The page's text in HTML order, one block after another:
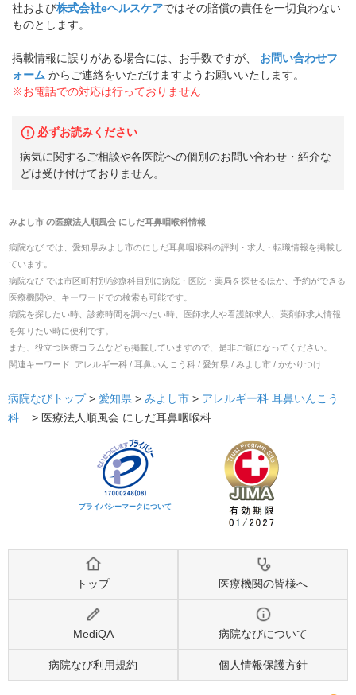
社および株式会社eヘルスケアではその賠償の責任を一切負わない
ものとします。
掲載情報に誤りがある場合には、お手数ですが、
お問い合わせフ
ォーム からご連絡をいただけますようお願いいたします。
※お電話での対応は行っておりません
必ずお読みください
病気に関するご相談や各医院への個別のお問い合わせ・紹介な
どは受け付けておりません。
みよし市の医療法人順風会 にしだ耳鼻咽喉科情報
病院なび では、 愛知県みよし市のにしだ耳鼻咽喉科の評判・求人・転職情報を掲載し
ています。
病院なび では市区町村別/診療科目別に病院・医院・薬局を探せるほか、予約ができる
医療機関や、キーワードでの検索も可能です。
病院を探したい時、診療時間を調べたい時、医師求人や看護師求人、薬剤師求人情報
を知りたい時に便利です。
また、役立つ医療コラムなども掲載していますので、是非ご覧になってください。
関連キーワード: アレルギー科 / 耳鼻いんこう科 / 愛知県 / みよし市 / かかりつけ
病院なびトップ> 愛知県 > みよし市 > アレルギー科 耳鼻いんこう
科 ... > 医療法人順風会 にしだ耳鼻咽喉科
プライバシーマークについて
トップ 医療機関の皆様へ
MediQA 病院なびについて
病院なび利用規約 個人情報保護方針